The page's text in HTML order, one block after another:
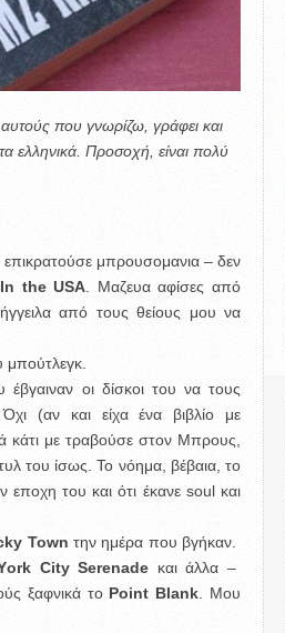
που γνωρίζω, γράφει και
ελληνικά. Προσοχή, είναι πολύ
μπρουσομανια – δεν
the USA. Μαζευα αφίσες από
από τους θείους μου να
μπούτλεγκ.
οι δίσκοι του να τους
(αν και είχα ένα βιβλίο με
κάτι με τραβούσε στον Μπρους,
του ίσως. Το νόημα, βέβαια, το
του και ότι έκανε soul και
Town την ημέρα που βγήκαν.
City Serenade και άλλα –
ξαφνικά το Point Blank. Μου